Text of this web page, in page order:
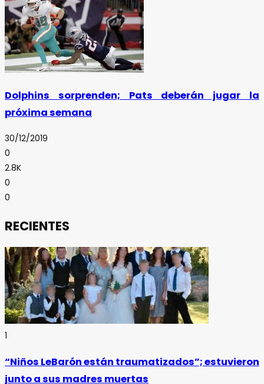
Dolphins sorprenden; Pats deberán jugar la
próxima semana
30/12/2019
0
2.8K
0
0
RECIENTES
1
“Niños LeBarón están traumatizados”; estuvieron
junto a sus madres muertas